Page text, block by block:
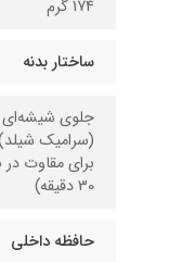
17۴ گرم
ساختار بدنه
جلوی
30 دقیقه)
حافظه داخلی